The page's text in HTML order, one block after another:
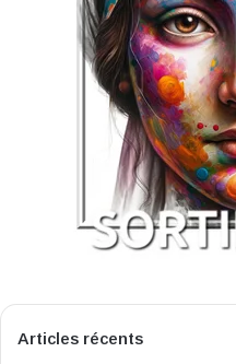
Articles récents